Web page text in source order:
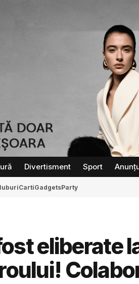
Divertisment Sport
CartiGadgetsParty
eliberate